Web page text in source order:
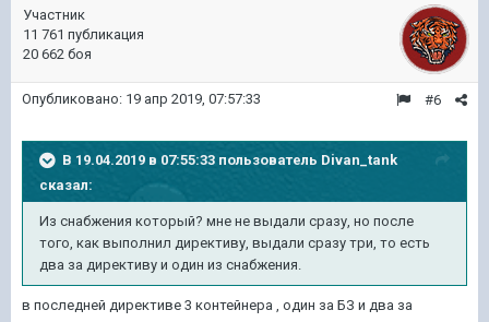
Участник
11 761 публикация
20 662 боя
#6
Опубликовано: 19 апр 2019, 07:57:33
В 19.04.2019 в 07:55:33 пользователь Divan_tank
сказал:
Из снабжения который? мне не выдали сразу, но после
того, как выполнил директиву, выдали сразу три, то есть
два за директиву и один из снабжения.
в последней директиве 3 контейнера , один за БЗ и два за